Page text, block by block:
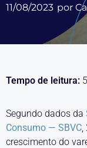
11/08/2023 por
Tempo de leitura: 5
Segundo dados da
Consumo — SBVC,
crescimento do